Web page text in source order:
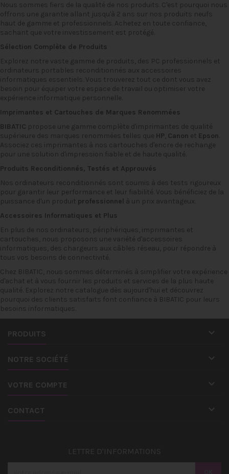
Nous sommes fiers de la qualité de nos produits. C'est pourquoi nous
offrons une garantie allant jusqu'à 2 ans sur nos produits neufs
haut de gamme et professionnels. Achetez en toute confiance,
sachant que votre investissement est protégé.
Sélection Complète de Produits
Explorez notre vaste gamme de produits, des PC professionnels et
ordinateurs portables reconditionnés aux accessoires
informatiques essentiels. Vous trouverez tout ce dont vous avez
besoin pour équiper votre espace de travail ou optimiser votre
expérience informatique personnelle.
Imprimantes et Cartouches de Marques Renommées
BIBATIC propose une gamme complète d'imprimantes de qualité
supérieure des marques renommées telles que HP Canon et Epson
Associez ces imprimantes à nos cartouches d'encre de rechange
pour une solution d'impression fiable et de haute qualité.
Produits Reconditionnés, Testés et Approuvés
Nos ordinateurs reconditionnés sont soumis à des tests rigoureux
pour garantir leur performance et leur fiabilité. Vous bénéficiez de la
puissance d'un produit professionnel à un prix avantageux.
Accessoires Informatiques et Plus
En plus de nos ordinateurs, périphériques, imprimantes et
cartouches, nous proposons une variété d'accessoires
informatiques, des chargeurs aux câbles réseau , pour répondre à
tous vos besoins de connectivité.
Chez BIBATIC
, nous sommes déterminés à simplifier votre expérience
d'achat et à vous fournir les produits et services de la plus haute
qualité. Explorez notre catalogue dès aujourd'hui et découvrez
pourquoi des clients satisfaits font confiance à BIBATIC pour leurs
besoins informatiques.
PRODUITS 
NOTRE SOCIÉTÉ 
VOTRE COMPTE 
CONTACT 
LETTRE D'INFORMATIONS